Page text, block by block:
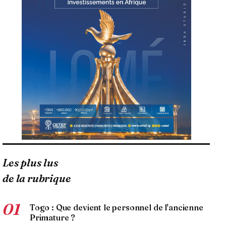
Les plus lus
de la rubrique
01
Togo : Que devient le personnel de l'ancienne
Primature ?